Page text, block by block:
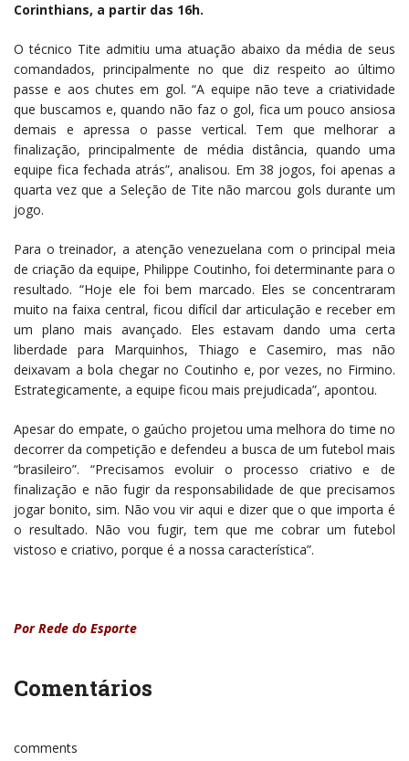
Corinthians, a partir das 16h.
O técnico Tite admitiu uma atuação abaixo da média de seus
comandados, principalmente no que diz respeito ao último
passe e aos chutes em gol. “A equipe não teve a criatividade
que buscamos e, quando não faz o gol, fica um pouco ansiosa
demais e apressa o passe vertical. Tem que melhorar a
finalização, principalmente de média distância, quando uma
equipe fica fechada atrás”, analisou. Em 38 jogos, foi apenas a
quarta vez que a Seleção de Tite não marcou gols durante um
jogo.
Para o treinador, a atenção venezuelana com o principal meia
de criação da equipe, Philippe Coutinho, foi determinante para o
resultado. “Hoje ele foi bem marcado. Eles se concentraram
muito na faixa central, ficou difícil dar articulação e receber em
um plano mais avançado. Eles estavam dando uma certa
liberdade para Marquinhos, Thiago e Casemiro, mas não
deixavam a bola chegar no Coutinho e, por vezes, no Firmino.
Estrategicamente, a equipe ficou mais prejudicada”, apontou.
Apesar do empate, o gaúcho projetou uma melhora do time no
decorrer da competição e defendeu a busca de um futebol mais
“brasileiro”. “Precisamos evoluir o processo criativo e de
finalização e não fugir da responsabilidade de que precisamos
jogar bonito, sim. Não vou vir aqui e dizer que o que importa é
o resultado. Não vou fugir, tem que me cobrar um futebol
vistoso e criativo, porque é a nossa característica”.
Por Rede do Esporte
Comentários
comments